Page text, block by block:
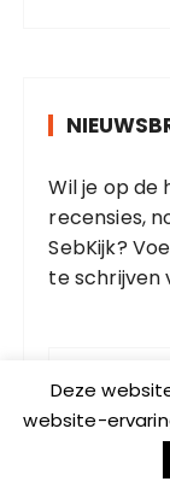
Wil je op de
recensies,
SebKijk?
te schrijven
m
a
Deze
website-